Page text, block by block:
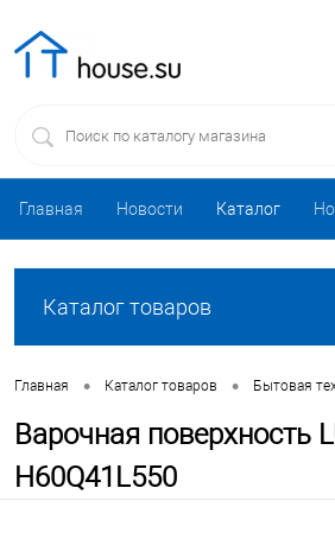
Главная Новости Каталог
Каталог товаров
Главная • Каталог товаров • Бытовая
Варочная поверхность
H60Q41L550